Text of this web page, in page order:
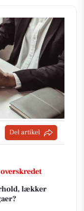
Del artikel
lækker